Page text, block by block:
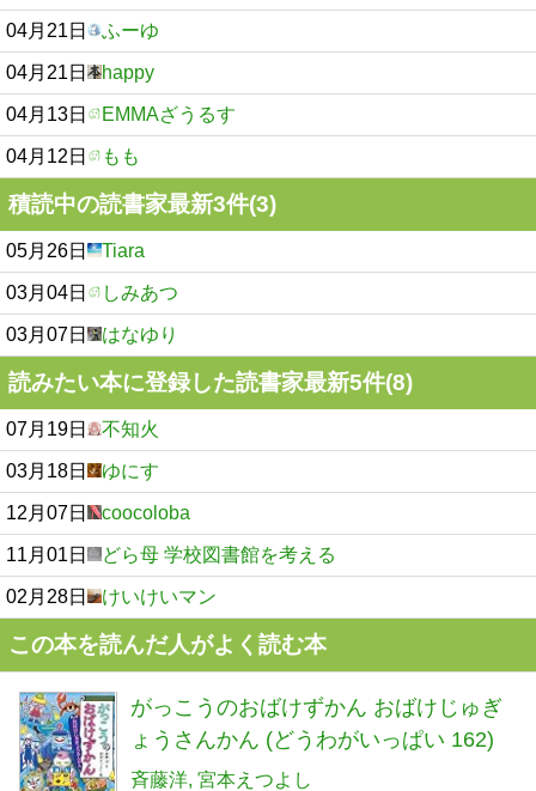
04月21日 ふーゆ
04月21日 happy
04月13日 EMMAざうるす
04月12日 もも
積読中の読書家最新3件(3)
05月26日 Tiara
03月04日 しみあつ
03月07日 はなゆり
読みたい本に登録した読書家最新5件(8)
07月19日 不知火
03月18日 ゆにす
12月07日 coocoloba
11月01日 どら母 学校図書館を考える
02月28日 けいけいマン
この本を読んだ人がよく読む本
がっこうのおばけずかん おばけじゅぎ
ょうさんかん (どうわがいっぱい 162)
斉藤洋 宮本えつよし